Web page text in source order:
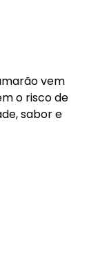
vem
o risco de
sabor e